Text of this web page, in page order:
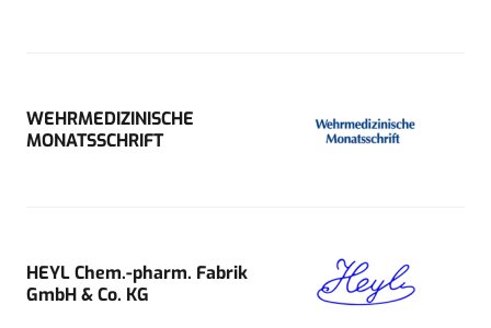
WEHRMEDIZINISCHE
MONATSSCHRIFT
HEYL Chem.-pharm. Fabrik
GmbH & Co. KG